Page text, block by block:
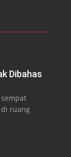
Dibahas
ruang